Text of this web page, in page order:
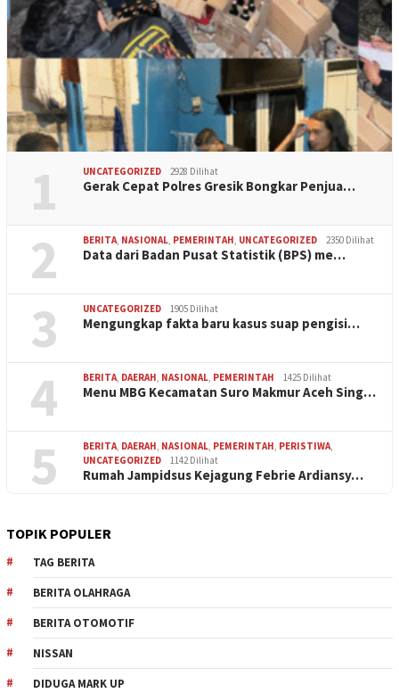
1 UNCATEGORIZED 2928 Dilihat
Gerak Cepat Polres Gresik Bongkar Penjua…
2 BERITA, NASIONAL, PEMERINTAH, UNCATEGORIZED 2350 Dilihat
Data dari Badan Pusat Statistik (BPS) me…
3 UNCATEGORIZED 1905 Dilihat
Mengungkap fakta baru kasus suap pengisi…
4 BERITA, DAERAH, NASIONAL, PEMERINTAH 1425 Dilihat
Menu MBG Kecamatan Suro Makmur Aceh Sing…
5 BERITA, DAERAH, NASIONAL, PEMERINTAH, PERISTIWA,
UNCATEGORIZED
1142 Dilihat
Rumah Jampidsus Kejagung Febrie Ardiansy…
TOPIK POPULER
TAG BERITA
BERITA OLAHRAGA
BERITA OTOMOTIF
NISSAN
DIDUGA MARK UP